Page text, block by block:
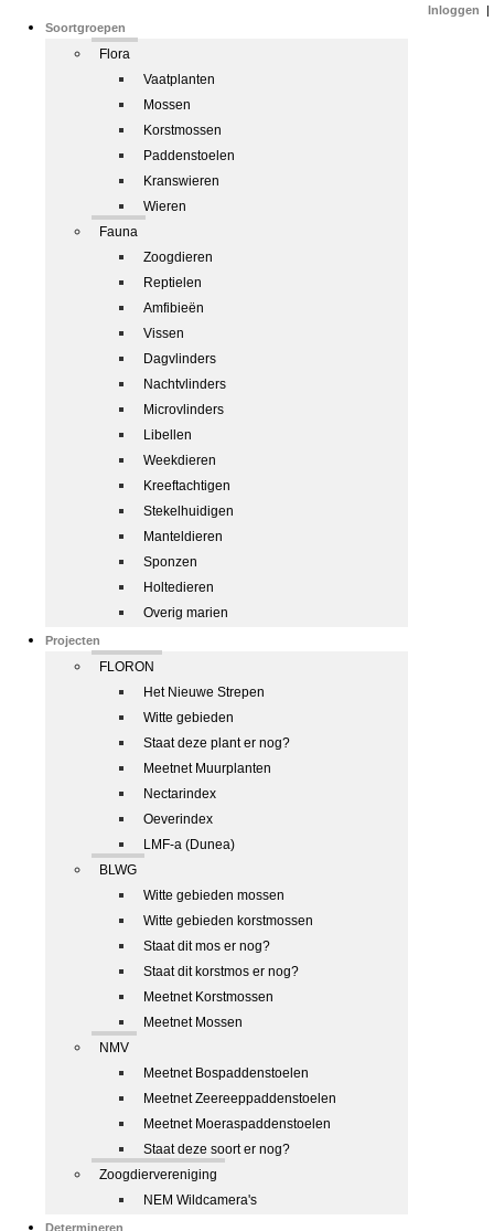
Soortgroepen
Flora
Vaatplanten
Mossen
Korstmossen
Paddenstoelen
Kranswieren
Wieren
Fauna
Zoogdieren
Reptielen
Amfibieën
Vissen
Dagvlinders
Nachtvlinders
Microvlinders
Libellen
Weekdieren
Kreeftachtigen
Stekelhuidigen
Manteldieren
Sponzen
Holtedieren
Overig marien
Projecten
FLORON
Het Nieuwe Strepen
Witte gebieden
Staat deze plant er nog?
Meetnet Muurplanten
Nectarindex
Oeverindex
LMF-a (Dunea)
BLWG
Witte gebieden mossen
Witte gebieden korstmossen
Staat dit mos er nog?
Staat dit korstmos er nog?
Meetnet Korstmossen
Meetnet Mossen
NMV
Meetnet Bospaddenstoelen
Meetnet Zeereeppaddenstoelen
Meetnet Moeraspaddenstoelen
Staat deze soort er nog?
Zoogdiervereniging
NEM Wildcamera's
Determineren
Inloggen |